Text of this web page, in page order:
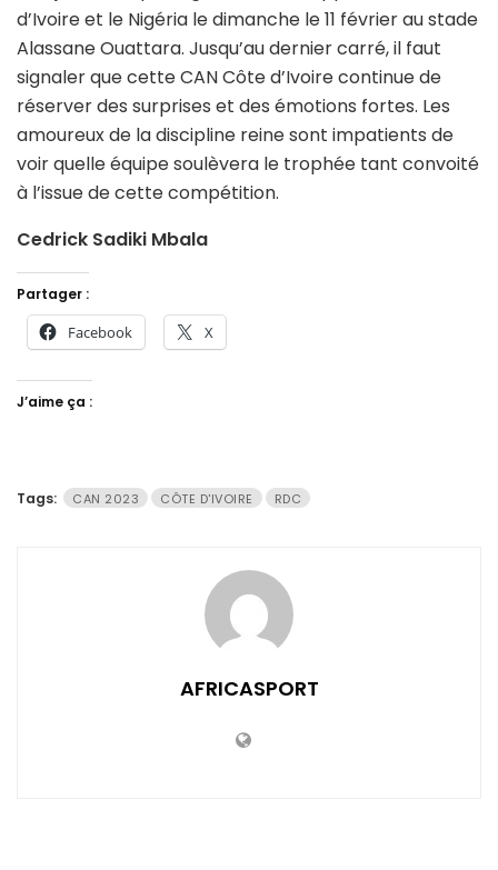
d’Ivoire et le Nigéria le dimanche le 11 février au stade
Alassane Ouattara. Jusqu’au dernier carré, il faut
signaler que cette CAN Côte d’Ivoire continue de
réserver des surprises et des émotions fortes. Les
amoureux de la discipline reine sont impatients de
voir quelle équipe soulèvera le trophée tant convoité
à l’issue de cette compétition.
Cedrick Sadiki Mbala
Partager :
Facebook X
J’aime ça :
Tags: CAN 2023 CÔTE D'IVOIRE RDC
AFRICASPORT